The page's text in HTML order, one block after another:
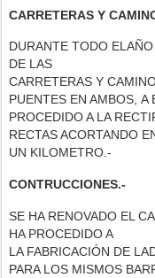
CARRETERAS Y
DURANTE TODO
DE LAS
CARRETERAS Y
PUENTES EN AMBOS, A
PROCEDIDO A LA
RECTAS ACORTANDO
UN KILOMETRO.-
CONTRUCCIONES.-
SE HA RENOVADO EL
HA PROCEDIDO A
LA FABRICACIÓN DE
PARA LOS MISMOS